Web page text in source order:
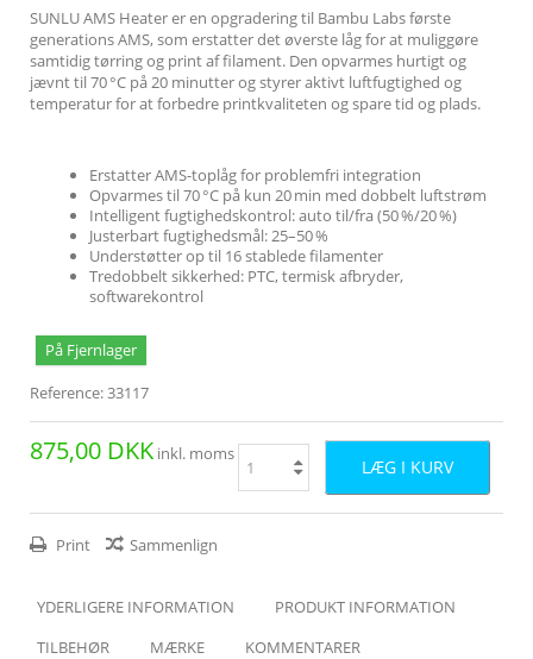
SUNLU AMS Heater er en opgradering til Bambu Labs første
generations AMS, som erstatter det øverste låg for at muliggøre
samtidig tørring og print af filament. Den opvarmes hurtigt og
jævnt til 70 °C på 20 minutter og styrer aktivt luftfugtighed og
temperatur for at forbedre printkvaliteten og spare tid og plads.
Erstatter AMS-toplåg for problemfri integration
Opvarmes til 70 °C på kun 20 min med dobbelt luftstrøm
Intelligent fugtighedskontrol: auto til/fra (50 %/20 %)
Justerbart fugtighedsmål: 25–50 %
Understøtter op til 16 stablede filamenter
Tredobbelt sikkerhed: PTC, termisk afbryder,
softwarekontrol
På Fjernlager
Reference:33117
875,00 DKK inkl. moms
LÆG I KURV
Print Sammenlign
YDERLIGERE INFORMATION
PRODUKT INFORMATION
TILBEHØR
MÆRKE
KOMMENTARER